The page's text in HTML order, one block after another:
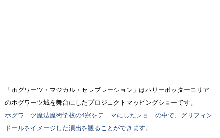
「ホグワーツ・マジカル・セレブレーション」はハリーポッターエリア
のホグワーツ城を舞台にしたプロジェクトマッピングショーです。
ホグワーツ魔法魔術学校の4寮をテーマにしたショーの中で、グリフィン
ドールをイメージした演出を観ることができます。